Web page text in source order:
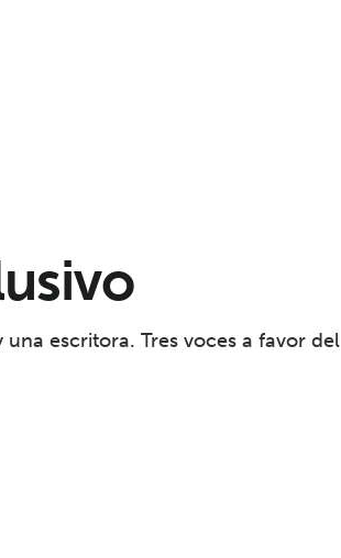
escritora. Tres voces a favor del